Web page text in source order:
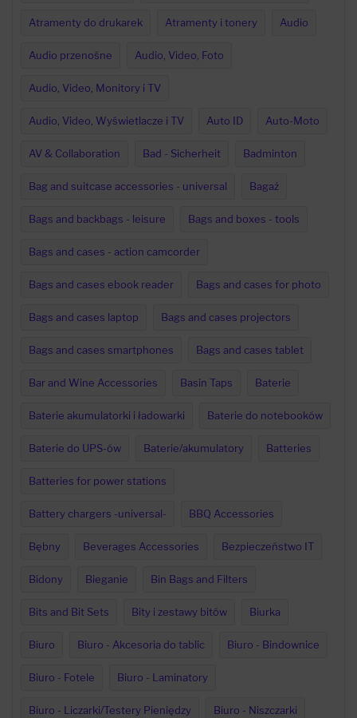
Atramenty do drukarek Atramenty i tonery Audio
Audio przenośne Audio, Video, Foto
Audio, Video, Monitory i TV
Audio, Video, Wyświetlacze i TV Auto ID Auto-Moto
AV & Collaboration Bad - Sicherheit Badminton
Bag and suitcase accessories - universal Bagaż
Bags and backbags - leisure Bags and boxes - tools
Bags and cases - action camcorder
Bags and cases ebook reader Bags and cases for photo
Bags and cases laptop Bags and cases projectors
Bags and cases smartphones Bags and cases tablet
Bar and Wine Accessories Basin Taps Baterie
Baterie akumulatorki i ładowarki Baterie do notebooków
Baterie do UPS-ów Baterie/akumulatory Batteries
Batteries for power stations
Battery chargers -universal- BBQ Accessories
Bębny Beverages Accessories Bezpieczeństwo IT
Bidony Bieganie Bin Bags and Filters
Bits and Bit Sets Bity i zestawy bitów Biurka
Biuro Biuro - Akcesoria do tablic Biuro - Bindownice
Biuro - Fotele Biuro - Laminatory
Biuro - Liczarki/Testery Pieniędzy Biuro - Niszczarki